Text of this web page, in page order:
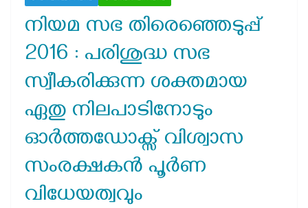
നിയമ സഭ തിരെഞ്ഞെടുപ്പ്
2016 : പരിശുദ്ധ സഭ
സ്വീകരിക്കുന്ന ശക്തമായ
ഏതു നിലപാടിനോടും
ഓർത്തഡോക്സ് വിശ്വാസ
സംരക്ഷകൻ പൂർണ
വിധേയത്വവും